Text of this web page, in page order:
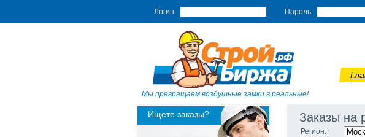
Логин Пароль
Мы превращаем воздушные замки в реальные!
Ищете заказы? Заказы на
Регион: